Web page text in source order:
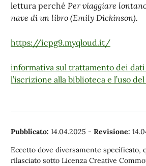
lettura perché Per viaggiare
nave di un libro (Emily Dickinson).
https://icpg9.myqloud.it/
informativa sul trattamento dei
l’iscrizione alla biblioteca e l’uso
Pubblicato: 14.04.2025 - Revisione:
Eccetto dove diversamente specificato,
rilasciato sotto Licenza Creative